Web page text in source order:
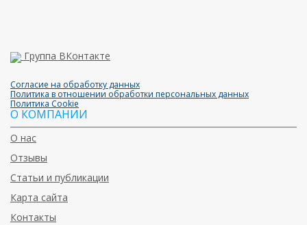
Группа ВКонтакте
Согласие на обработку данных
Политика в отношении обработки персональных данных
Политика Cookie
О КОМПАНИИ
О нас
Отзывы
Статьи и публикации
Карта сайта
Контакты